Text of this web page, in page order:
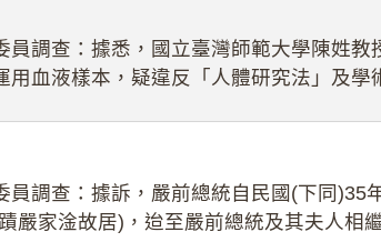
員調查：據悉，國立臺灣師範大學陳姓教
用血液樣本，疑違反「人體研究法」及學
員調查：據訴，嚴前總統自民國(下同)35
嚴家淦故居)，迨至嚴前總統及其夫人相